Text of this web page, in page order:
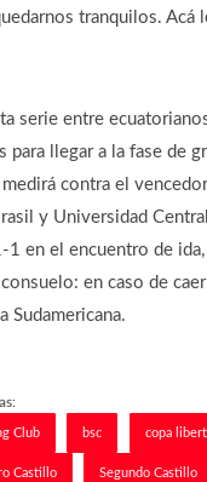
tranquilos. Acá
serie entre
para llegar a la fase de
medirá contra el
y Universidad
1 en el encuentro de
en caso de
Sudamericana.
Club bsc copa
Castillo Segundo Castillo